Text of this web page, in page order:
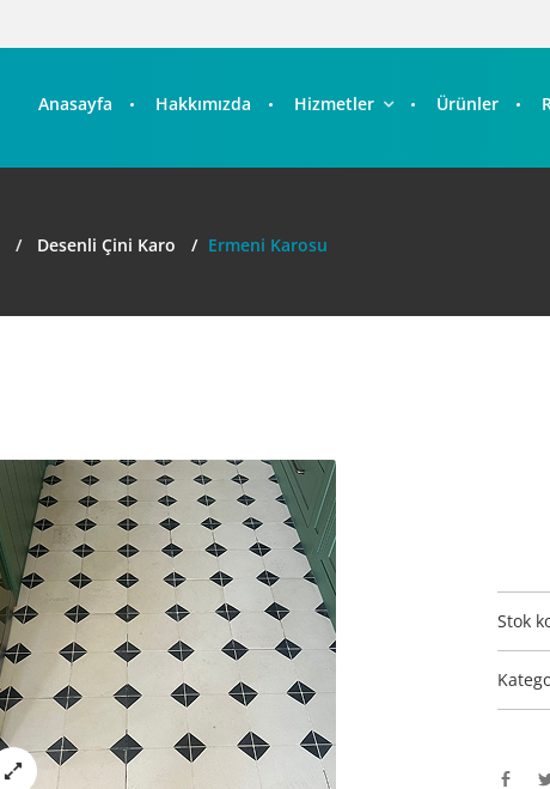
Anasayfa Hakkımızda Hizmetler Ürünler
Desenli Çini Karo Ermeni Karosu
Stok